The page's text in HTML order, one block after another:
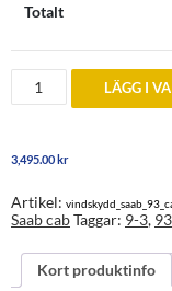
Totalt
Vindskydd
Saab
Cabriolet
mängd
LÄGG I
3,495.00kr
Artikel:
Saab cabTaggar: 9-3, 93
Kort produktinfo